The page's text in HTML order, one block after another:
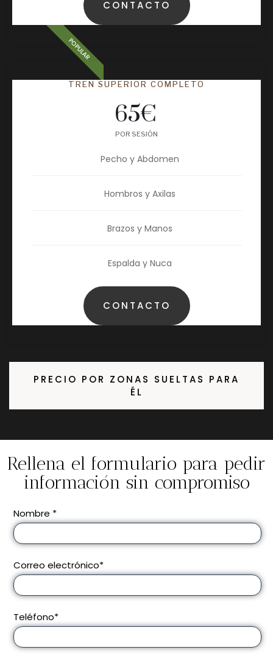
CONTACTO
POPULAR
TREN SUPERIOR COMPLETO
65€
POR SESIÓN
Pecho y Abdomen
Hombros y Axilas
Brazos y Manos
Espalda y Nuca
CONTACTO
PRECIO POR ZONAS SUELTAS PARA
ÉL
Rellena el formulario para pedir
información sin compromiso
Nombre *
Correo electrónico*
Teléfono*